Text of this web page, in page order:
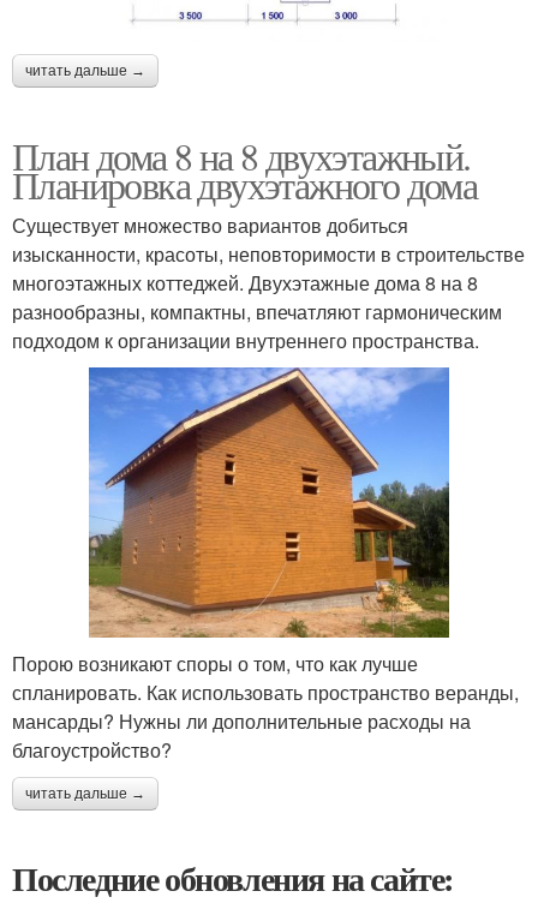
читать дальше →
План дома 8 на 8 двухэтажный.
Планировка двухэтажного дома
Существует множество вариантов добиться
изысканности, красоты, неповторимости в строительстве
многоэтажных коттеджей. Двухэтажные дома 8 на 8
разнообразны, компактны, впечатляют гармоническим
подходом к организации внутреннего пространства.
Порою возникают споры о том, что как лучше
спланировать. Как использовать пространство веранды,
мансарды? Нужны ли дополнительные расходы на
благоустройство?
читать дальше →
Последние обновления на сайте: